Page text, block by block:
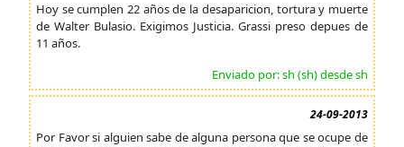
Hoy se cumplen 22 años de la desaparicion, tortura y muerte
de Walter Bulasio. Exigimos Justicia. Grassi preso depues de
11 años.
Enviado por: sh (sh) desde sh
24-09-2013
Por Favor si alguien sabe de alguna persona que se ocupe de